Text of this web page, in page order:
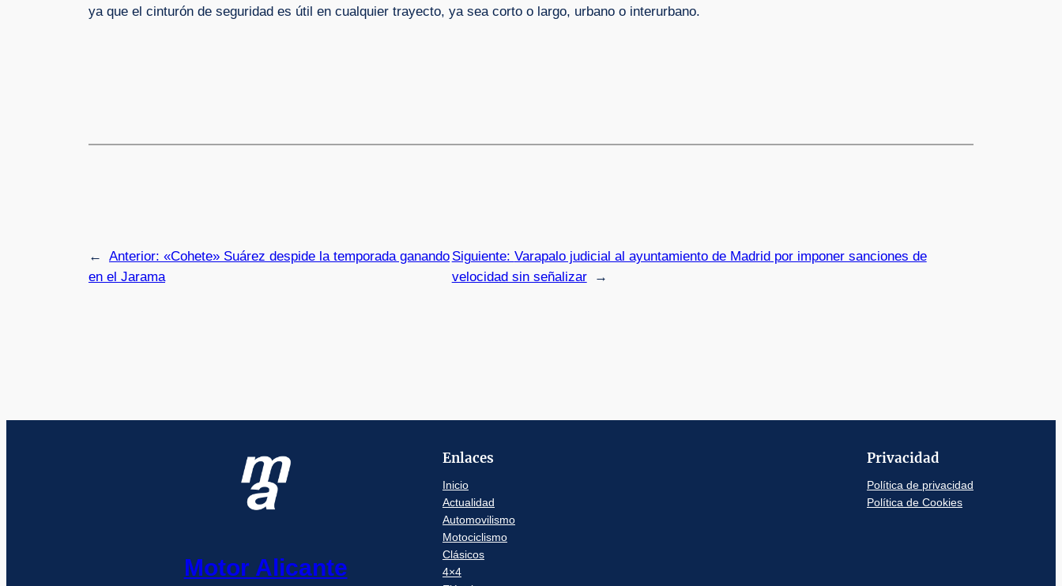
ya que el cinturón de seguridad es útil en cualquier trayecto, ya sea corto o largo, urbano o interurbano.
← Anterior: «Cohete» Suárez despide la temporada ganando
en el Jarama
Siguiente: Varapalo judicial al ayuntamiento de Madrid por imponer sanciones de
velocidad sin señalizar
→
Motor Alicante
Enlaces
Inicio
Actualidad
Automovilismo
Motociclismo
Clásicos
4×4
Privacidad
Política de privacidad
Política de Cookies